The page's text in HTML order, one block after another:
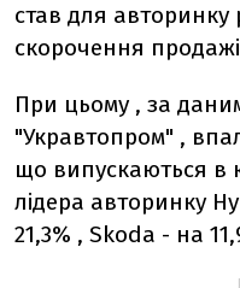
став для авторинку
скорочення
При цьому , за
"Укравтопром" ,
що випускаються в
лідера авторинку
21,3% , Skoda - на